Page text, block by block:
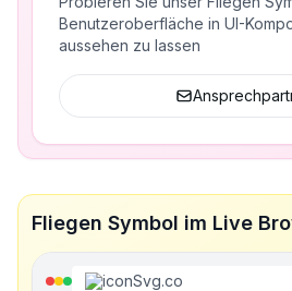
Benutzeroberfläche in UI-
aussehen zu lassen
Fliegen Symbol im Live
iconSvg.co